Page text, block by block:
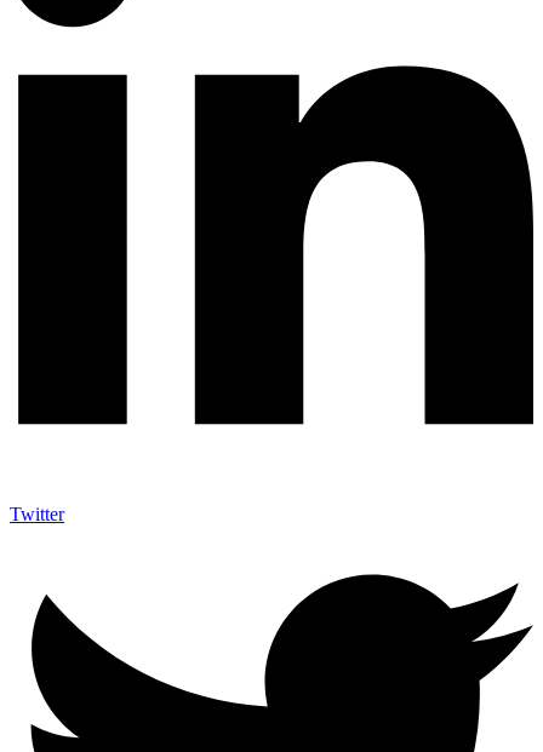
Twitter